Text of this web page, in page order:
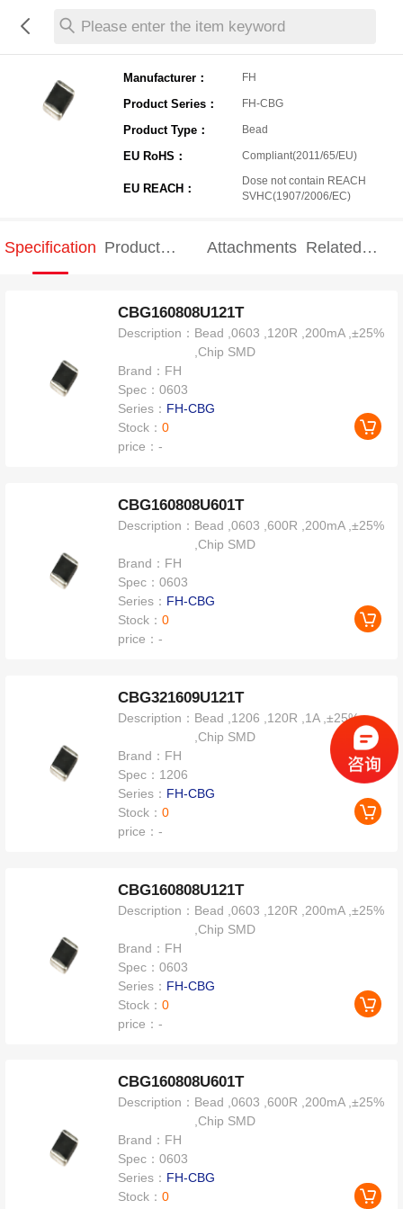
Please enter the item keyword
Manufacturer： FH
Product Series： FH-CBG
Product Type： Bead
EU RoHS： Compliant(2011/65/EU)
EU REACH：
Dose not contain REACH
SVHC(1907/2006/EC)
Specification Product
Attachments Related
CBG160808U121T
Description： Bead ,0603 ,120R ,200mA ,±25%
,Chip SMD
Brand： FH
Spec：0603
Series： FH-CBG
Stock：0
price：-
CBG160808U601T
Description： Bead ,0603 ,600R ,200mA ,±25%
,Chip SMD
Brand： FH
Spec：0603
Series： FH-CBG
Stock：0
price：-
CBG321609U121T
Description： Bead ,1206 ,120R ,1A ,±25%
,Chip SMD
Brand： FH
Spec： 1206
Series： FH-CBG
Stock：0
price：-
CBG160808U121T
Description： Bead ,0603 ,120R ,200mA ,±25%
,Chip SMD
Brand： FH
Spec：0603
Series： FH-CBG
Stock：0
price：-
CBG160808U601T
Description： Bead ,0603 ,600R ,200mA ,±25%
,Chip SMD
Brand： FH
Spec：0603
Series： FH-CBG
Stock：0